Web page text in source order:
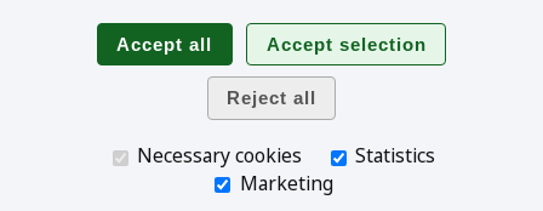
Follow us
Necessary cookies
Statistics
Marketing